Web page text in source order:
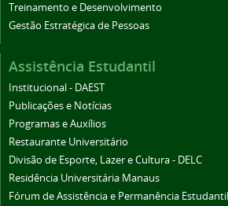
Treinamento e Desenvolvimento
Gestão Estratégica de Pessoas
Assistência Estudantil
Institucional - DAEST
Publicações e Notícias
Programas e Auxílios
Restaurante Universitário
Divisão de Esporte, Lazer e Cultura - DELC
Residência Universitária Manaus
Fórum de Assistência e Permanência